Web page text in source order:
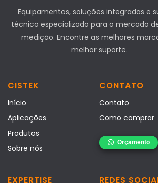
Equipamentos, soluções integradas e
técnico especializado para o mercado
medição. Encontre as melhores
melhor suporte.
CISTEK
Início
Aplicações
Produtos
Sobre nós
CONTATO
Contato
Como comprar
EXPERTISE REDES